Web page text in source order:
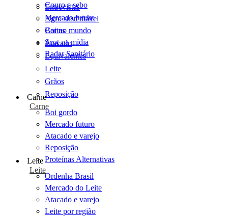
Entrevistas
Agro sustentável
Cartas
Scot na mídia
Radar Sanitário
Couro e sebo
Mercado futuro
Boi no mundo
Atacado
Equivalentes
Leite
Grãos
Reposição
Carne
Carne
Boi gordo
Mercado futuro
Atacado e varejo
Reposição
Proteínas Alternativas
Leite
Leite
Ordenha Brasil
Mercado do Leite
Atacado e varejo
Leite por região